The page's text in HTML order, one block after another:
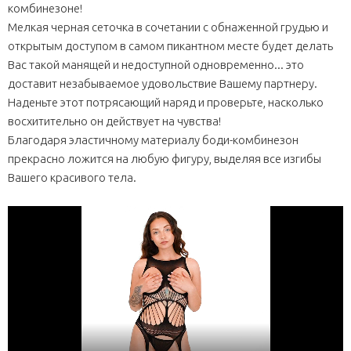
комбинезоне!
Мелкая черная сеточка в сочетании с обнаженной грудью и
открытым доступом в самом пикантном месте будет делать
Вас такой манящей и недоступной одновременно... это
доставит незабываемое удовольствие Вашему партнеру.
Наденьте этот потрясающий наряд и проверьте, насколько
восхитительно он действует на чувства!
Благодаря эластичному материалу боди-комбинезон
прекрасно ложится на любую фигуру, выделяя все изгибы
Вашего красивого тела.